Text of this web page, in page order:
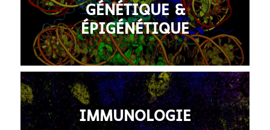
GÉNÉTIQUE &
ÉPIGÉNÉTIQUE
IMMUNOLOGIE